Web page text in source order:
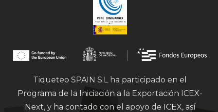
Tiqueteo SPAIN S.L ha participado en el
Programa de la Iniciación a la Exportación ICEX-
Next, y ha contado con el apoyo de ICEX, así